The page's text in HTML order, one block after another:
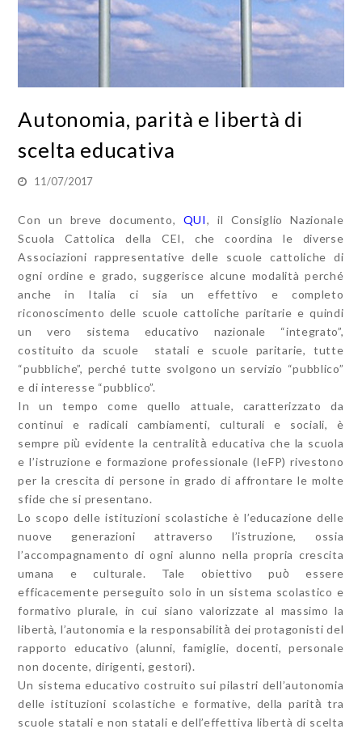
Autonomia, parità e libertà di
scelta educativa
11/07/2017
Con un breve documento, QUI, il Consiglio Nazionale
Scuola Cattolica della CEI, che coordina le diverse
Associazioni rappresentative delle scuole cattoliche di
ogni ordine e grado, suggerisce alcune modalità perché
anche in Italia ci sia un effettivo e completo
riconoscimento delle scuole cattoliche paritarie e quindi
un vero sistema educativo nazionale “integrato”,
costituito da scuole statali e scuole paritarie, tutte
“pubbliche”, perché tutte svolgono un servizio “pubblico”
e di interesse “pubblico”.
In un tempo come quello attuale, caratterizzato da
continui e radicali cambiamenti, culturali e sociali, è
sempre più̀ evidente la centralità̀ educativa che la scuola
e l’istruzione e formazione professionale (IeFP) rivestono
per la crescita di persone in grado di affrontare le molte
sfide che si presentano.
Lo scopo delle istituzioni scolastiche è l’educazione delle
nuove generazioni attraverso l’istruzione, ossia
l’accompagnamento di ogni alunno nella propria crescita
umana e culturale. Tale obiettivo può̀ essere
efficacemente perseguito solo in un sistema scolastico e
formativo plurale, in cui siano valorizzate al massimo la
libertà, l’autonomia e la responsabilità̀ dei protagonisti del
rapporto educativo (alunni, famiglie, docenti, personale
non docente, dirigenti, gestori).
Un sistema educativo costruito sui pilastri dell’autonomia
delle istituzioni scolastiche e formative, della parità̀ tra
scuole statali e non statali e dell’effettiva libertà di scelta